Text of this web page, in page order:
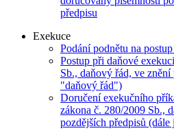
předpisu
Exekuce
Podání podnětu na
Postup při daňové
Sb., daňový řád, ve
"daňový řád")
Doručení exekučního
zákona č. 280/2009 Sb.,
pozdějších předpisů